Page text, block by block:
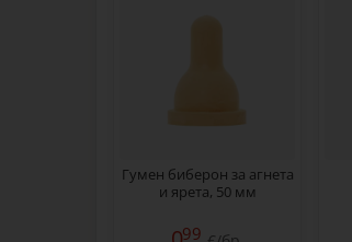
Гумен биберон за агнета
и ярета, 50 мм
99